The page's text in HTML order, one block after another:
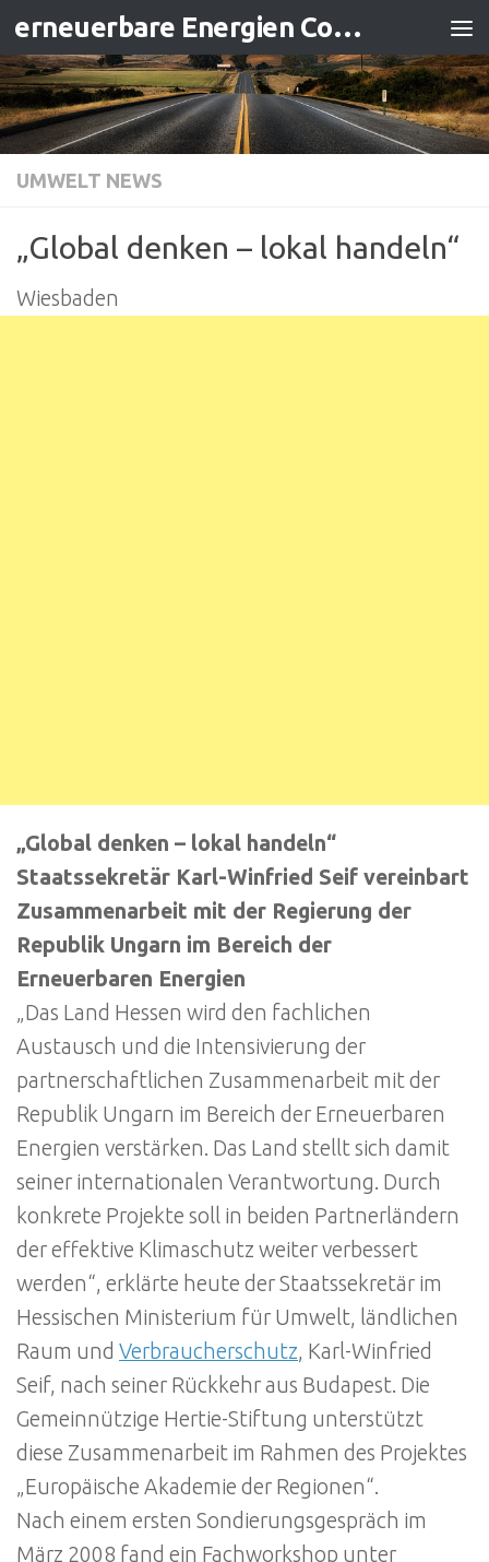
Zum Inhalt springen erneuerbare Energien Contracting
UMWELT NEWS
„Global denken – lokal handeln“
Wiesbaden
„Global denken – lokal handeln“
Staatssekretär Karl-Winfried Seif vereinbart
Zusammenarbeit mit der Regierung der
Republik Ungarn im Bereich der
Erneuerbaren Energien
„Das Land Hessen wird den fachlichen
Austausch und die Intensivierung der
partnerschaftlichen Zusammenarbeit mit der
Republik Ungarn im Bereich der Erneuerbaren
Energien verstärken. Das Land stellt sich damit
seiner internationalen Verantwortung. Durch
konkrete Projekte soll in beiden Partnerländern
der effektive Klimaschutz weiter verbessert
werden“, erklärte heute der Staatssekretär im
Hessischen Ministerium für Umwelt, ländlichen
Raum und Verbraucherschutz, Karl-Winfried
Seif, nach seiner Rückkehr aus Budapest. Die
Gemeinnützige Hertie-Stiftung unterstützt
diese Zusammenarbeit im Rahmen des Projektes
„Europäische Akademie der Regionen“.
Nach einem ersten Sondierungsgespräch im
März 2008 fand ein Fachworkshop unter